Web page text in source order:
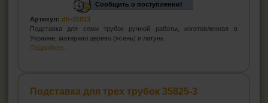
Сообщить о поступлении!
Артикул: dh-31013
Подставка для семи трубок ручной работы, изготовленная в
Украине, материал дерево (ясень) и латунь.
Подробнее...
Подставка для трех трубок 35825-3